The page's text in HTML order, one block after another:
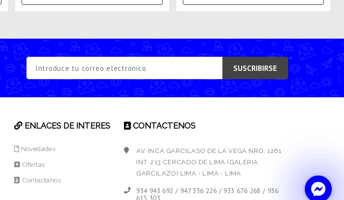
SUSCRIBIRSE
ENLACES DE INTERES
Novedades
Ofertas
Contactanos
CONTACTENOS
AV. INCA GARCILASO DE LA VEGA NRO. 1261
INT. 213 CERCADO DE LIMA (GALERIA
GARCILAZO) LIMA - LIMA - LIMA
934 943 692 / 947 336 226 / 933 676 268 / 936
615 303